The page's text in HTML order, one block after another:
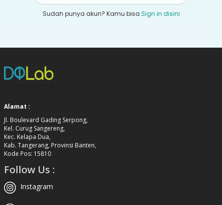
Sudah punya akun? Kamu bisa Sign in disini
Alamat :
Jl. Boulevard Gading Serpong,
Kel. Curug Sangereng,
Kec. Kelapa Dua,
Kab. Tangerang, Provinsi Banten,
Kode Pos: 15810
Follow Us :
Instagram